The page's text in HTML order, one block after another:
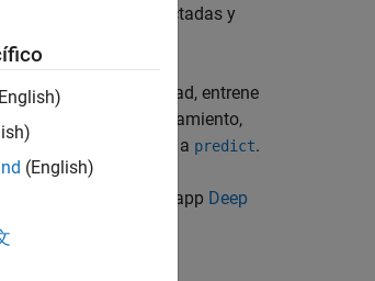
las capas interconectadas y
. Para mayor flexibilidad, entrene
Tras el entrenamiento,
de los predictores a predict.
puede probar la app Deep
(English)